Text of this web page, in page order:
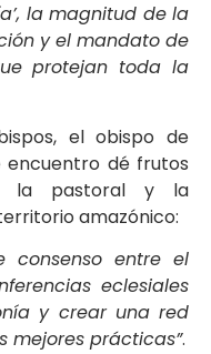
la magnitud de la
y el mandato de
protejan toda la
el obispo de
encuentro dé frutos
la pastoral y la
amazónico:
consenso entre el
eclesiales
y crear una red
mejores prácticas”.